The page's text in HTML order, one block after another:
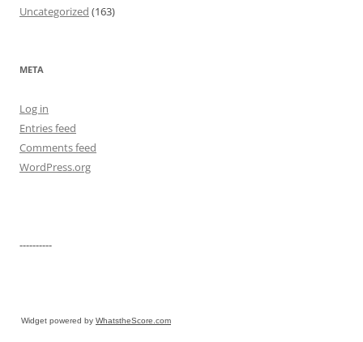
Uncategorized (163)
META
Log in
Entries feed
Comments feed
WordPress.org
----------
Widget powered by WhatstheScore.com